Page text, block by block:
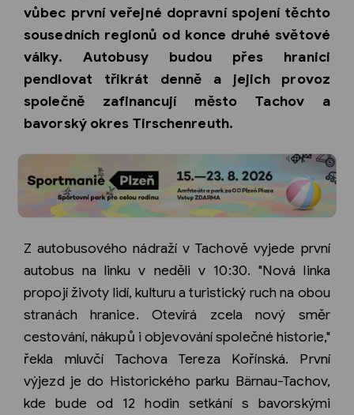
vůbec první veřejné dopravní spojení těchto
sousedních regionů od konce druhé světové
války. Autobusy budou přes hranici
pendlovat třikrát denně a jejich provoz
společně zafinancují město Tachov a
bavorský okres Tirschenreuth.
Z autobusového nádraží v Tachově vyjede první
autobus na linku v neděli v 10:30. "Nová linka
propojí životy lidí, kulturu a turistický ruch na obou
stranách hranice. Otevírá zcela nový směr
cestování, nákupů i objevování společné historie,"
řekla mluvčí Tachova Tereza Kořínská. První
výjezd je do Historického parku Bärnau-Tachov,
kde bude od 12 hodin setkání s bavorskými